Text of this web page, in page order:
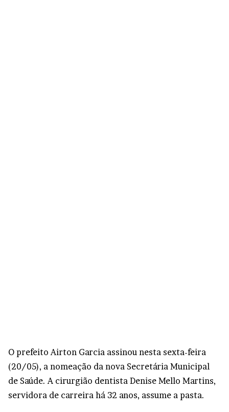
O prefeito Airton Garcia assinou nesta sexta-feira
(20/05), a nomeação da nova Secretária Municipal
de Saúde. A cirurgião dentista Denise Mello Martins,
servidora de carreira há 32 anos, assume a pasta.